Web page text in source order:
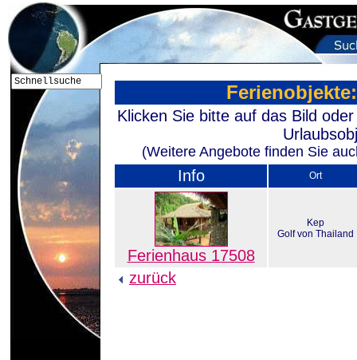
Klicken Sie bitte auf das Bild
(Weitere Angebote finden Sie
Info Ort
Ferienhaus 17508
Kep
Golf von Thailand
zurück